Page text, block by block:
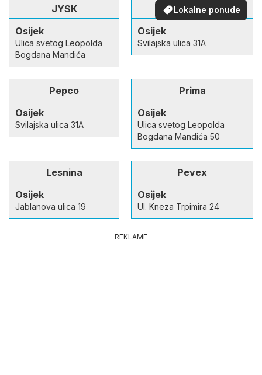
Lokalne ponude
JYSK
Osijek
Ulica svetog Leopolda
Bogdana Mandića
TEDi
Osijek
Svilajska ulica 31A
Pepco
Osijek
Svilajska ulica 31A
Prima
Osijek
Ulica svetog Leopolda
Bogdana Mandića 50
Lesnina
Osijek
Jablanova ulica 19
Pevex
Osijek
Ul. Kneza Trpimira 24
REKLAME